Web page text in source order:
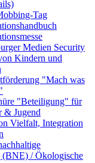
Tag
Medien Security
Kindern und
"Mach was
"Beteiligung" für
& Jugend
Vielfalt, Integration
/ Ökologische